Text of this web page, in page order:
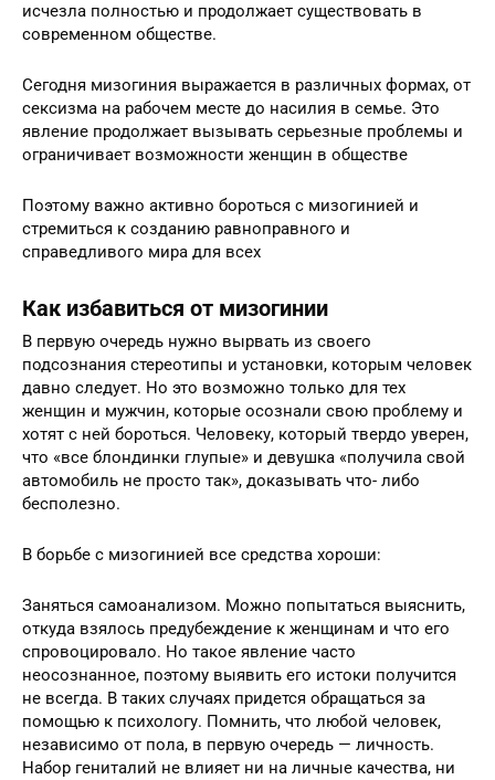
исчезла полностью и продолжает существовать в
современном обществе.
Сегодня мизогиния выражается в различных формах, от
сексизма на рабочем месте до насилия в семье. Это
явление продолжает вызывать серьезные проблемы и
ограничивает возможности женщин в обществе
Поэтому важно активно бороться с мизогинией и
стремиться к созданию равноправного и
справедливого мира для всех
Как избавиться от мизогинии
В первую очередь нужно вырвать из своего
подсознания стереотипы и установки, которым человек
давно следует. Но это возможно только для тех
женщин и мужчин, которые осознали свою проблему и
хотят с ней бороться. Человеку, который твердо уверен,
что «все блондинки глупые» и девушка «получила свой
автомобиль не просто так», доказывать что- либо
бесполезно.
В борьбе с мизогинией все средства хороши:
Заняться самоанализом. Можно попытаться выяснить,
откуда взялось предубеждение к женщинам и что его
спровоцировало. Но такое явление часто
неосознанное, поэтому выявить его истоки получится
не всегда. В таких случаях придется обращаться за
помощью к психологу. Помнить, что любой человек,
независимо от пола, в первую очередь — личность.
Набор гениталий не влияет ни на личные качества, ни